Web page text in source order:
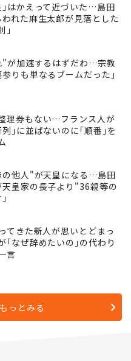
｣はかえって近づいた…島田
れた麻生太郎が見落とした
｣
が加速するはずだわ…宗教
りも単なるブームだった｣
理券もない…フランス人が
｣に並ばないのに｢順番｣を
の他人"が天皇になる…島田
皇家の長子より"36親等の
てきた新人が思いとどまっ
なぜ辞めたいの｣の代わり
言
っとみる